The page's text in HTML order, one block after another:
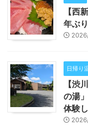
【西
年ぶ
日帰り
【渋
の湯
体験